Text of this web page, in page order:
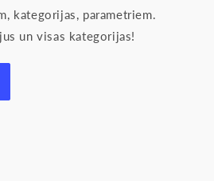
kategorijas, parametriem.
un visas kategorijas!